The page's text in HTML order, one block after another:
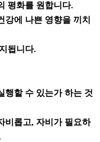
평화를 원합니다.
강에 나쁜 영향을 끼치
됩니다.
행할 수 있는가 하는 것
비롭고, 자비가 필요하